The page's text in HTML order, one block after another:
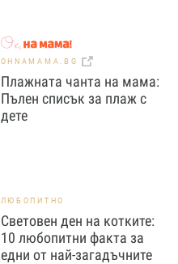
OHNAMAMA.BG
Плажната чанта на мама:
Пълен списък за плаж с
дете
ЛЮБОПИТНО
Световен ден на котките:
10 любопитни факта за
едни от най-загадъчните